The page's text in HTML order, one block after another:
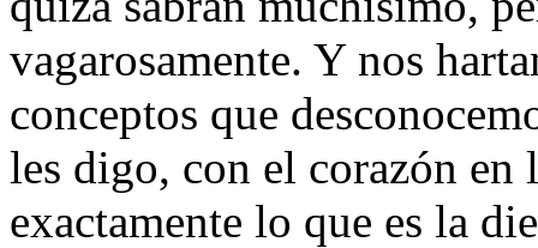
vagarosamente. Y nos
conceptos que
les digo, con el corazón en
exactamente lo que es la